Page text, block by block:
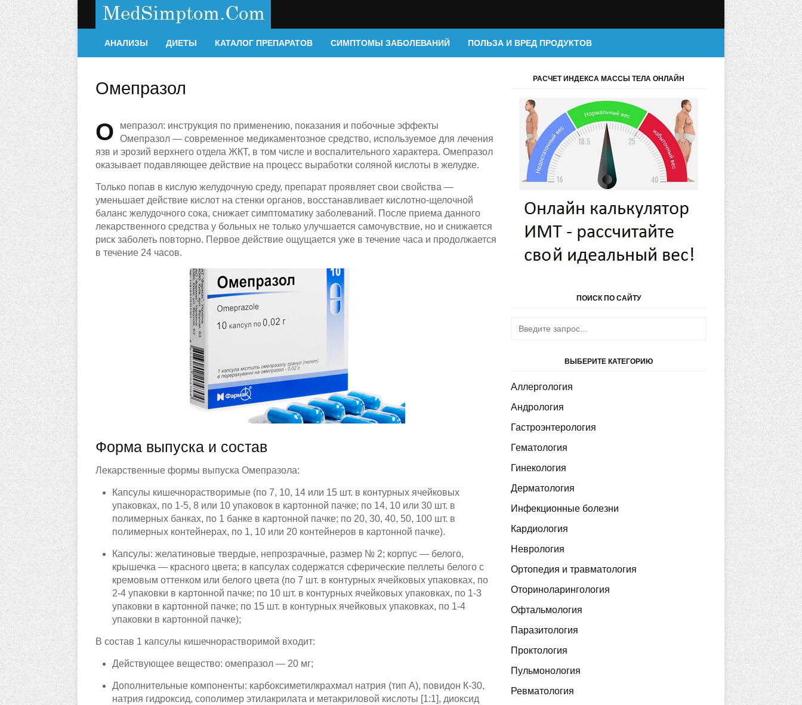
АНАЛИЗЫ ДИЕТЫ КАТАЛОГ ПРЕПАРАТОВ СИМПТОМЫ ЗАБОЛЕВАНИЙ ПОЛЬЗА И ВРЕД ПРОДУКТОВ
Омепразол
О
мепразол: инструкция по применению, показания и побочные эффекты
Омепразол — современное медикаментозное средство, используемое для лечения
язв и эрозий верхнего отдела ЖКТ, в том числе и воспалительного характера. Омепразол
оказывает подавляющее действие на процесс выработки соляной кислоты в желудке.
Только попав в кислую желудочную среду, препарат проявляет свои свойства —
уменьшает действие кислот на стенки органов, восстанавливает кислотно-щелочной
баланс желудочного сока, снижает симптоматику заболеваний. После приема данного
лекарственного средства у больных не только улучшается самочувствие, но и снижается
риск заболеть повторно. Первое действие ощущается уже в течение часа и продолжается
в течение 24 часов.
Форма выпуска и состав
Лекарственные формы выпуска Омепразола:
Капсулы кишечнорастворимые (по 7, 10, 14 или 15 шт. в контурных ячейковых
упаковках, по 1-5, 8 или 10 упаковок в картонной пачке; по 14, 10 или 30 шт. в
полимерных банках, по 1 банке в картонной пачке; по 20, 30, 40, 50, 100 шт. в
полимерных контейнерах, по 1, 10 или 20 контейнеров в картонной пачке).
Капсулы: желатиновые твердые, непрозрачные, размер № 2; корпус — белого,
крышечка — красного цвета; в капсулах содержатся сферические пеллеты белого с
кремовым оттенком или белого цвета (по 7 шт. в контурных ячейковых упаковках, по
2-4 упаковки в картонной пачке; по 10 шт. в контурных ячейковых упаковках, по 1-3
упаковки в картонной пачке; по 15 шт. в контурных ячейковых упаковках, по 1-4
упаковки в картонной пачке);
В состав 1 капсулы кишечнорастворимой входит:
Действующее вещество: омепразол — 20 мг;
Дополнительные компоненты: карбоксиметилкрахмал натрия (тип А), повидон К-30,
натрия гидроксид, сополимер этилакрилата и метакриловой кислоты [1:1], диоксид
РАСЧЕТ ИНДЕКСА МАССЫ ТЕЛА ОНЛАЙН
ПОИСК ПО САЙТУ
ВЫБЕРИТЕ КАТЕГОРИЮ
Аллергология
Андрология
Гастроэнтерология
Гематология
Гинекология
Дерматология
Инфекционные болезни
Кардиология
Неврология
Ортопедия и травматология
Оториноларингология
Офтальмология
Паразитология
Проктология
Пульмонология
Ревматология